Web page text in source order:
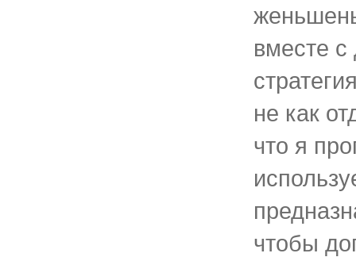
вместе с
не как
что я
чтобы